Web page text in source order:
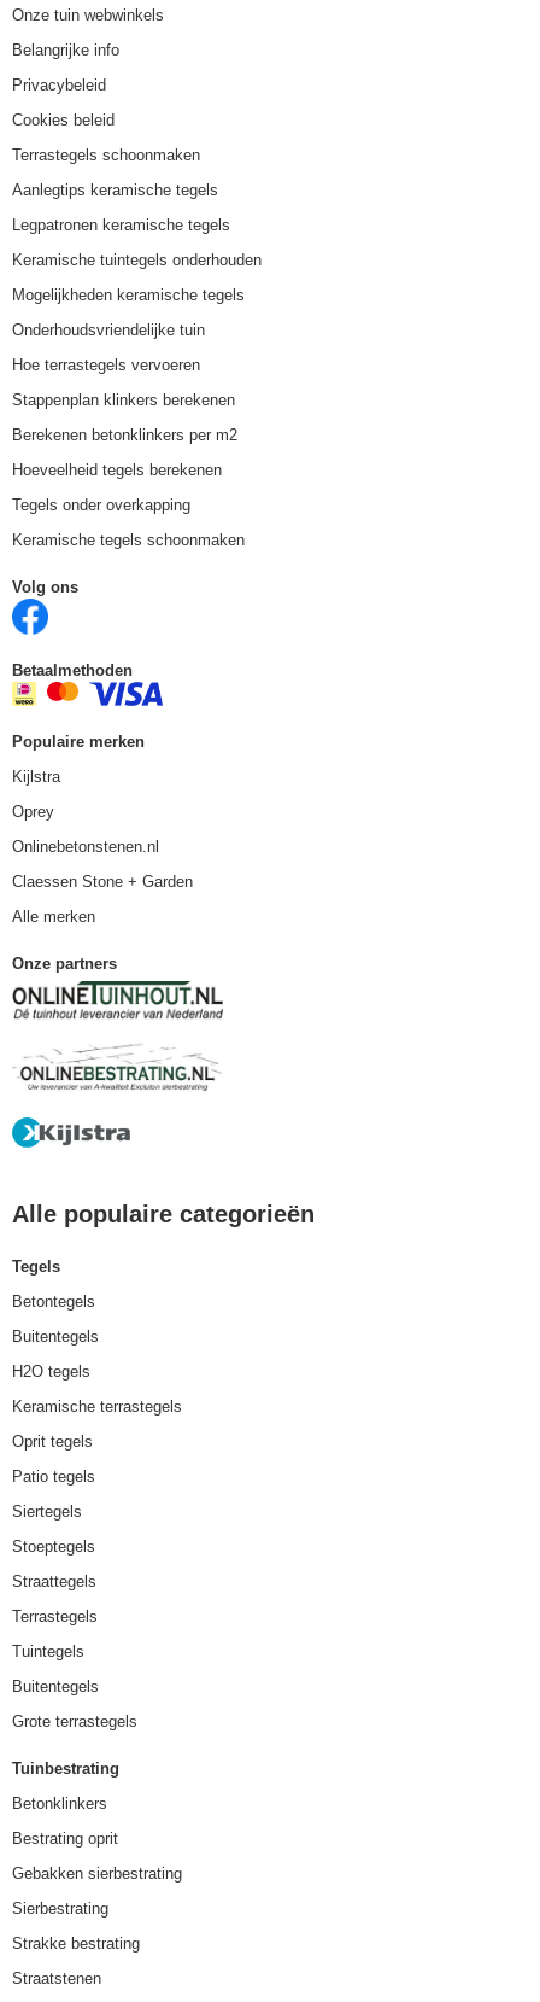
Onze tuin webwinkels
Belangrijke info
Privacybeleid
Cookies beleid
Terrastegels schoonmaken
Aanlegtips keramische tegels
Legpatronen keramische tegels
Keramische tuintegels onderhouden
Mogelijkheden keramische tegels
Onderhoudsvriendelijke tuin
Hoe terrastegels vervoeren
Stappenplan klinkers berekenen
Berekenen betonklinkers per m2
Hoeveelheid tegels berekenen
Tegels onder overkapping
Keramische tegels schoonmaken
Volg ons
Betaalmethoden
Populaire merken
Kijlstra
Oprey
Onlinebetonstenen.nl
Claessen Stone + Garden
Alle merken
Onze partners
Alle populaire categorieën
Tegels
Betontegels
Buitentegels
H2O tegels
Keramische terrastegels
Oprit tegels
Patio tegels
Siertegels
Stoeptegels
Straattegels
Terrastegels
Tuintegels
Buitentegels
Grote terrastegels
Tuinbestrating
Betonklinkers
Bestrating oprit
Gebakken sierbestrating
Sierbestrating
Strakke bestrating
Straatstenen